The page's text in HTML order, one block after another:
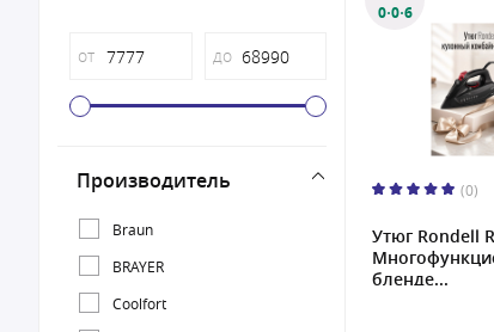
от до
Производитель
Braun
BRAYER
Coolfort
0·0·6
(0)
Утюг Rondell
бленде...